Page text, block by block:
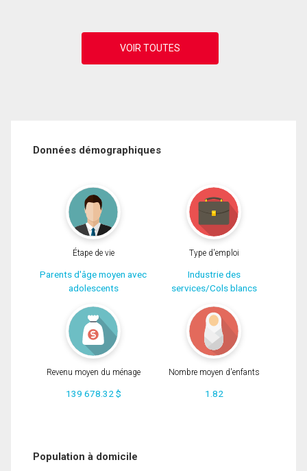
Données démographiques
Étape de vie
Parents d'âge moyen avec
adolescents
Type d'emploi
Industrie des
services/Cols blancs
Revenu moyen du ménage
139 678.32 $
Nombre moyen d'enfants
1.82
Population à domicile